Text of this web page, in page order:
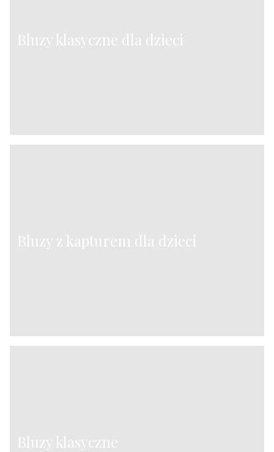
Bluzy klasyczne dla dzieci
Bluzy z kapturem dla dzieci
Bluzy klasyczne